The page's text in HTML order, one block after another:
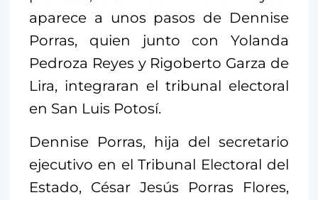
aparece a unos pasos de Dennise
Porras, quien junto con Yolanda
Pedroza Reyes y Rigoberto Garza de
Lira, integraran el tribunal electoral
en San Luis Potosí.
Dennise Porras, hija del secretario
ejecutivo en el Tribunal Electoral del
Estado, César Jesús Porras Flores,